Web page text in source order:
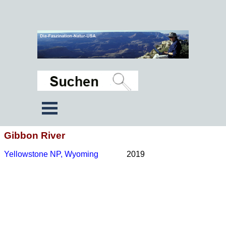
Gibbon River
Yellowstone NP, Wyoming 2019